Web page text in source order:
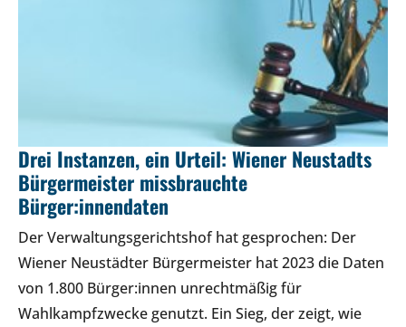
Drei Instanzen, ein Urteil: Wiener Neustadts
Bürgermeister missbrauchte
Bürger:innendaten
Der Verwaltungsgerichtshof hat gesprochen: Der
Wiener Neustädter Bürgermeister hat 2023 die Daten
von 1.800 Bürger:innen unrechtmäßig für
Wahlkampfzwecke genutzt. Ein Sieg, der zeigt, wie